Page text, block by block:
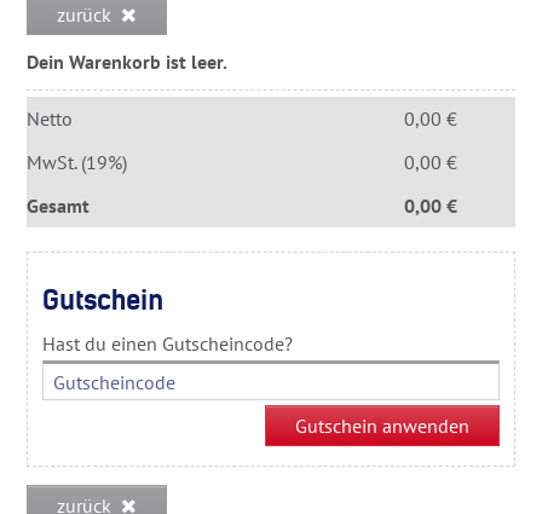
zurück
Dein Warenkorb ist leer.
0,00 €
Netto
0,00 €
MwSt. (19%)
0,00 €
Gesamt
Gutschein
Hast du einen Gutscheincode?
zurück